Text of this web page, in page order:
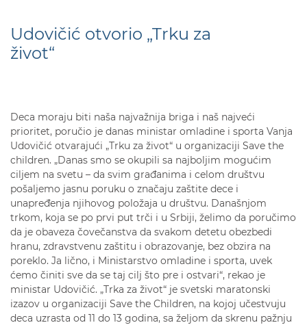
Udovičić otvorio „Trku za
život“
Deca moraju biti naša najvažnija briga i naš najveći
prioritet, poručio je danas ministar omladine i sporta Vanja
Udovičić otvarajući „Trku za život“ u organizaciji Save the
children. „Danas smo se okupili sa najboljim mogućim
ciljem na svetu – da svim građanima i celom društvu
pošaljemo jasnu poruku o značaju zaštite dece i
unapređenja njihovog položaja u društvu. Današnjom
trkom, koja se po prvi put trči i u Srbiji, želimo da poručimo
da je obaveza čovečanstva da svakom detetu obezbedi
hranu, zdravstvenu zaštitu i obrazovanje, bez obzira na
poreklo. Ja lično, i Ministarstvo omladine i sporta, uvek
ćemo činiti sve da se taj cilj što pre i ostvari“, rekao je
ministar Udovičić. „Trka za život“ je svetski maratonski
izazov u organizaciji Save the Children, na kojoj učestvuju
deca uzrasta od 11 do 13 godina, sa željom da skrenu pažnju